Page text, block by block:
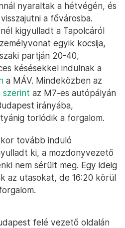
nyaraltak a hétvégén, és
a fővárosba.
kigyulladt a Tapolcáról
egyik kocsija,
partján 20-40,
késésekkel indulnak a
a MÁV. Mindeközben az
szerint az M7-es autópályán
irányába,
torlódik a forgalom.
tovább induló
ki, a mozdonyvezető
nem sérült meg. Egy ideig
az utasokat, de 16:20 körül
felé vezető oldalán